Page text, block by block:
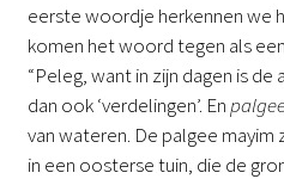
eerste woordje herkennen we
komen het woord tegen als
“Peleg, want in zijn dagen is de
dan ook ‘verdelingen’. En
van wateren. De palgee
in een oosterse tuin, die de